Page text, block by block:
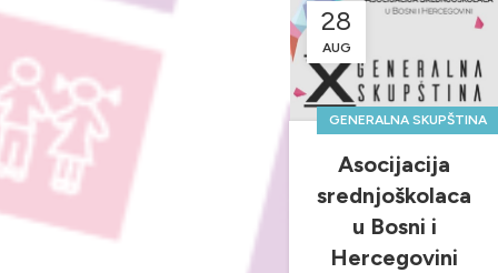
28
AUG
GENERALNA SKUPŠTINA
Asocijacija
srednjoškolaca
u Bosni i
Hercegovini